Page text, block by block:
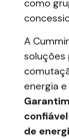
como
A
soluções
energia
de